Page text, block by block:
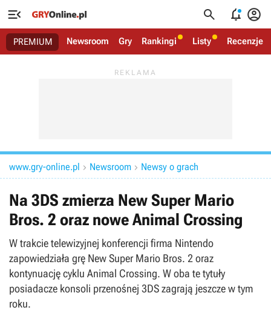
   
PREMIUM Newsroom Gry Rankingi Listy Recenzje
www.gry-online.pl  Newsroom  Newsy o grach
Na 3DS zmierza New Super Mario
Bros. 2 oraz nowe Animal Crossing
W trakcie telewizyjnej konferencji firma Nintendo
zapowiedziała grę New Super Mario Bros. 2 oraz
kontynuację cyklu Animal Crossing. W oba te tytuły
posiadacze konsoli przenośnej 3DS zagrają jeszcze w tym
roku.